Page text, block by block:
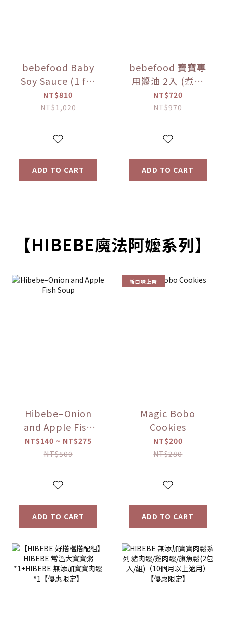
bebefood Baby
Soy Sauce (1 for
Soup + 1 for
Dipping) +
Seasoned Sea
Offer)
NT$810
NT$1,020
ADD TO CART
bebefood 寶寶專
用醬油 2入 (煮湯
*1+沾用*1) +little
pasta造型義大利麵
限定】
NT$720
NT$970
ADD TO CART
【HIBEBE魔法阿嬤系列】
Hibebe–Onion
and Apple Fish
Soup
NT$140 ~ NT$275
NT$500
ADD TO CART
新口味上架
Magic Bobo
Cookies
NT$200
NT$280
ADD TO CART